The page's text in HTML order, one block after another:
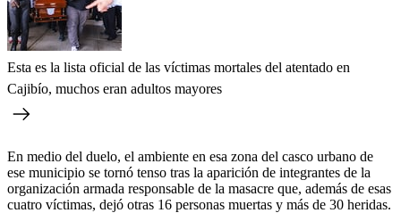
Esta es la lista oficial de las víctimas mortales del atentado en
Cajibío, muchos eran adultos mayores
En medio del duelo, el ambiente en esa zona del casco urbano de
ese municipio se tornó tenso tras la aparición de integrantes de la
organización armada responsable de la masacre que, además de esas
cuatro víctimas, dejó otras 16 personas muertas y más de 30 heridas.